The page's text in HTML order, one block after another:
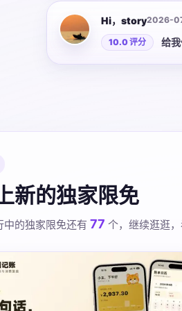
Hi，story2026-
10.0 评分 给
新的独家限免
中的独家限免还有 77 个，继续逛逛